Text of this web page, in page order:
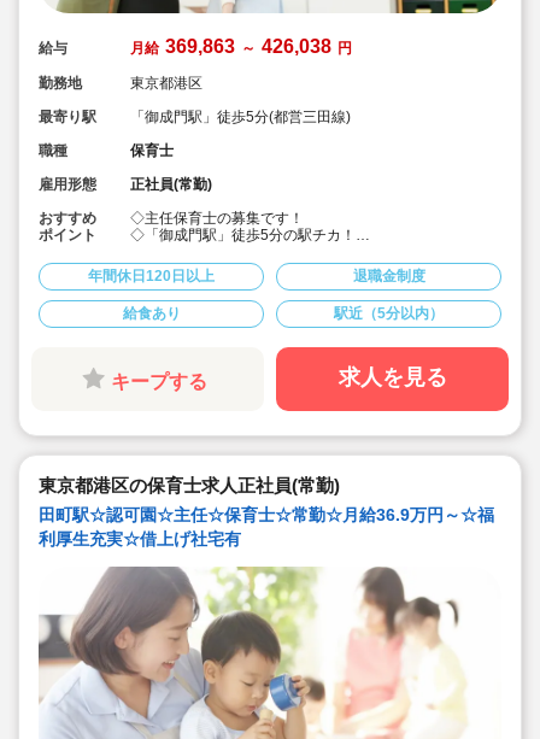
給与 月給 369,863 ～ 426,038 円
勤務地
東京都港区
最寄り駅
「御成門駅」徒歩5分(都営三田線)
職種
保育士
雇用形態
正社員(常勤)
おすすめ
ポイント
◇主任保育士の募集です！
◇「御成門駅」徒歩5分の駅チカ！
◇主体性をはぐくむコーナー保育などを取り入れた、こ
どもたち一人ひとりに寄り添う保育を行っています！
◇年間休日123日。しっかりお休みを取りながら働ける
のでプライベートも充実♪
◇有給休暇は取得率89％！初年度は入社時に3日間、半
年後にさらに10日付与でお休みが取りやすい！
◇各種研修を無理なく実施しています。ブランクある方
アアップを目指せます♪
年間休日120日以上 退職金制度
給食あり 駅近（5分以内）
キープする 求人を見る
東京都港区の保育士求人正社員(常勤)
田町駅☆認可園☆主任☆保育士☆常勤☆月給36.9万円～☆福
利厚生充実☆借上げ社宅有